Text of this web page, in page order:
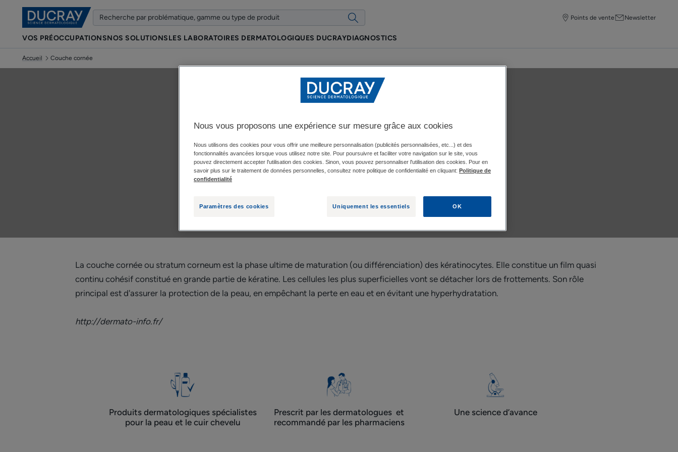
Points de vente Newsletter
VOS PRÉOCCUPATIONSNOS SOLUTIONSLES LABORATOIRES DERMATOLOGIQUES DUCRAYDIAGNOSTICS
Accueil Couche cornée
Couche cornée
Mise à jour le15/01/24, approuvé parnos experts médicaux DUCRAY.
La couche cornée ou stratum corneum est la phase ultime de maturation (ou différenciation) des kératinocytes. Elle constitue un film quasi
continu cohésif constitué en grande partie de kératine. Les cellules les plus superficielles vont se détacher lors de frottements. Son rôle
principal est d'assurer la protection de la peau, en empêchant la perte en eau et en évitant une hyperhydratation.
http://dermato-info.fr/
Produits dermatologiques spécialistes
pour la peau et le cuir chevelu
Prescrit par les dermatologues ​ et
recommandé par les pharmaciens
Une science d’avance
Nous vous proposons une expérience sur mesure grâce aux cookies
Nous utilisons des cookies pour vous offrir une meilleure personnalisation (publicités personnalisées, etc...) et des
fonctionnalités avancées lorsque vous utilisez notre site. Pour poursuivre et faciliter votre navigation sur le site, vous
pouvez directement accepter l'utilisation des cookies. Sinon, vous pouvez personnaliser l'utilisation des cookies. Pour en
savoir plus sur le traitement de données personnelles, consultez notre politique de confidentialité en cliquant: Politique de
confidentialité
Paramètres des cookies Uniquement les essentiels OK